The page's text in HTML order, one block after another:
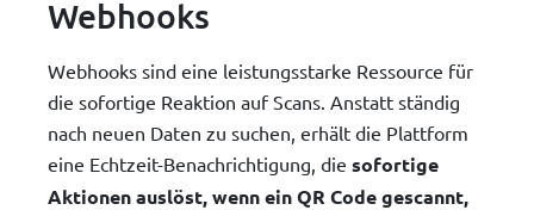
Webhooks
Webhooks sind eine leistungsstarke Ressource für
die sofortige Reaktion auf Scans. Anstatt ständig
nach neuen Daten zu suchen, erhält die Plattform
eine Echtzeit-Benachrichtigung, die sofortige
Aktionen auslöst, wenn ein QR Code gescannt,